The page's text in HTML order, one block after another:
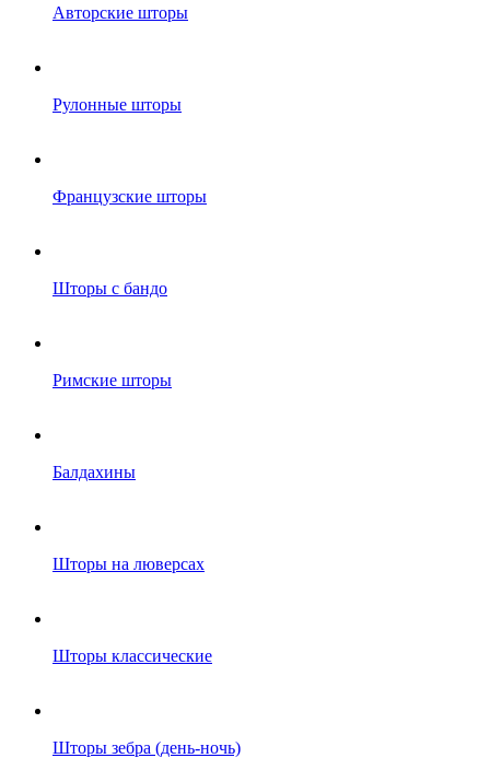
Авторские шторы
Рулонные шторы
Французские шторы
Шторы с бандо
Римские шторы
Балдахины
Шторы на люверсах
Шторы классические
Шторы зебра (день-ночь)